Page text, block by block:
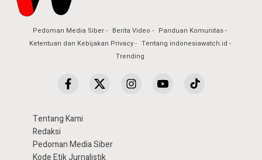
Pedoman Media Siber Berita Video
Panduan Komunitas
Ketentuan dan Kebijakan Privacy
Tentang indonesiawatch.id
Trending
Tentang Kami
Redaksi
Pedoman Media Siber
Kode Etik Jurnalistik